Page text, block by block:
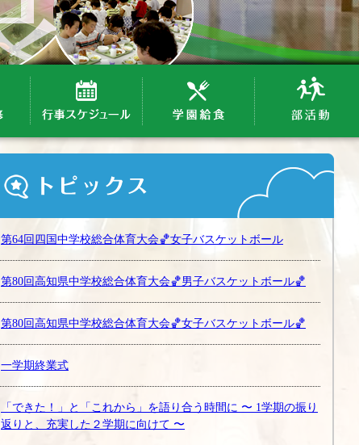
第64回四国中学校総合体育大会🏀女子バスケットボール
第80回高知県中学校総合体育大会🏀男子バスケットボール🏀
第80回高知県中学校総合体育大会🏀女子バスケットボール🏀
一学期終業式
「できた！」と「これから」を語り合う時間に 〜 1学期の振り
返りと、充実した２学期に向けて 〜